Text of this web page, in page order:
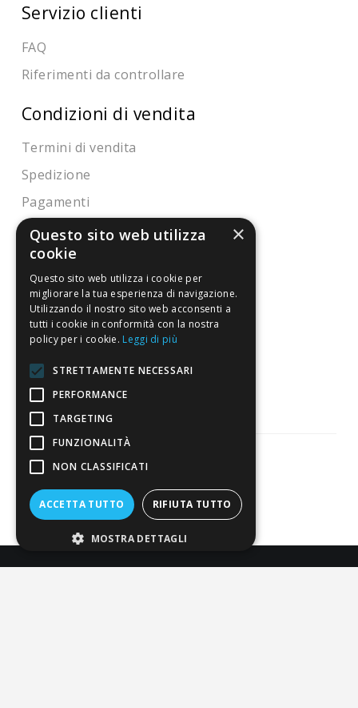
Servizio clienti
FAQ
Riferimenti da controllare
Condizioni di vendita
Termini di vendita
Spedizione
Pagamenti
Resi
4,7/5
Eccellente
Recensioni
Pagamenti sicuri
×
Questo sito web utilizza
cookie
Questo sito web utilizza i cookie per
migliorare la tua esperienza di navigazione.
Utilizzando il nostro sito web acconsenti a
tutti i cookie in conformità con la nostra
policy per i cookie. Leggi di più
STRETTAMENTE NECESSARI
PERFORMANCE
TARGETING
FUNZIONALITÀ
NON CLASSIFICATI
ACCETTA TUTTO RIFIUTA TUTTO
MOSTRA DETTAGLI